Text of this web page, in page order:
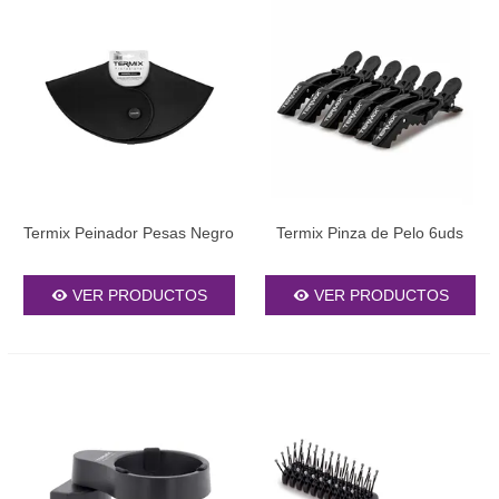
Termix Peinador Pesas Negro
VER PRODUCTOS
Termix Pinza de Pelo 6uds
VER PRODUCTOS